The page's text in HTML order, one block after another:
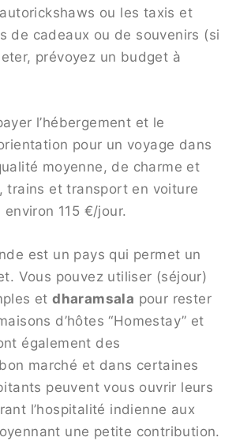
ou les taxis et
de cadeaux ou de souvenirs (si
prévoyez un budget à
l’hébergement et le
pour un voyage dans
moyenne, de charme et
trains et transport en voiture
115 €/jour.
est un pays qui permet un
Vous pouvez utiliser (séjour)
etdharamsala pour rester
d’hôtes “Homestay” et
également des
marché et dans certaines
peuvent vous ouvrir leurs
l’hospitalité indienne aux
une petite contribution.